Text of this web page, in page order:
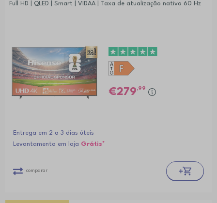
Full HD | QLED | Smart | VIDAA | Taxa de atualização nativa 60 Hz
279,99
Entrega em 2 a 3 dias úteis
Levantamento em loja Grátis*
comparar